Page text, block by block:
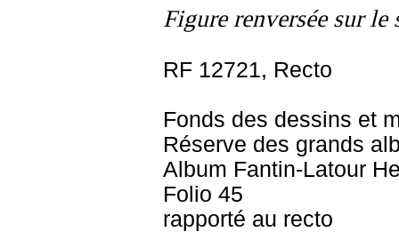
Figure renversée sur
RF 12721, Recto
Fonds des dessins et
Réserve des grands
Album Fantin-Latour
Folio 45
rapporté au recto